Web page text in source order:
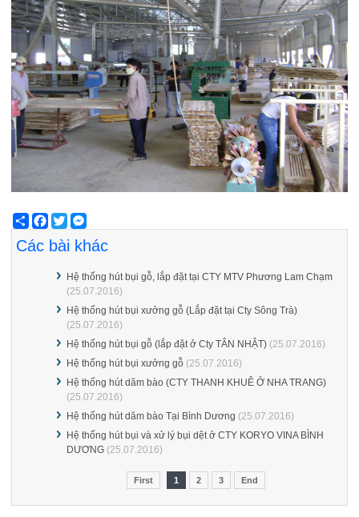
ShareFacebook
Twitter
Các bài khác
Hệ thống hút bụi gỗ, lắp đặt tại CTY MTV Phương Lam Chạm
(25.07.2016)
Hệ thống hút bụi xưởng gỗ (Lắp đặt tại Cty Sông Trà)
(25.07.2016)
Hệ thống hút bụi gỗ (lắp đặt ở Cty TÂN NHẬT) (25.07.2016)
Hệ thống hút bụi xưởng gỗ (25.07.2016)
Hệ thống hút dăm bào (CTY THANH KHUÊ Ở NHA TRANG)
(25.07.2016)
Hệ thống hút dăm bào Tại Bình Dương (25.07.2016)
Hệ thống hút bụi và xử lý bụi dệt ở CTY KORYO VINA BÌNH
DƯƠNG (25.07.2016)
First 1 2 3 End